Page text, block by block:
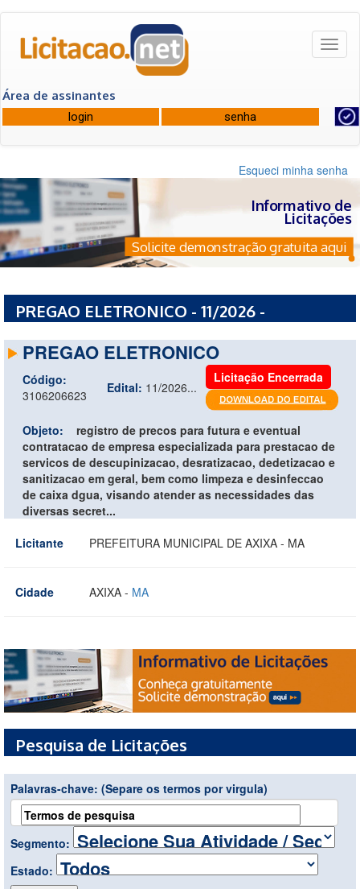
Área de assinantes
Esqueci minha senha
Informativo de
Licitações
Solicite demonstração gratuita aqui
PREGAO ELETRONICO - 11/2026 -
PREGAO ELETRONICO
Código:
3106206623
Edital: 11/2026...
Licitação Encerrada
Objeto:
registro de precos para futura e eventual
contratacao de empresa especializada para prestacao de
servicos de descupinizacao, desratizacao, dedetizacao e
sanitizacao em geral, bem como limpeza e desinfeccao
de caixa dgua, visando atender as necessidades das
diversas secret...
Licitante
PREFEITURA MUNICIPAL DE AXIXA - MA
Cidade AXIXA - MA
Pesquisa de Licitações
Palavras-chave: (Separe os termos por virgula)
Segmento:
Estado: